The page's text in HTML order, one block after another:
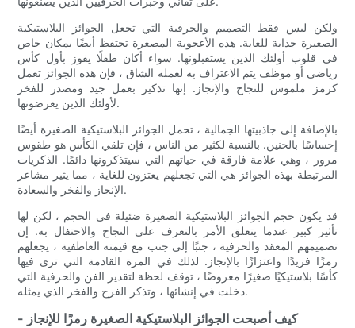
ولكن ليس فقط التصميم والحرفية التي تجعل الجوائز البلاستيكية
الصغيرة جذابة للغاية. هذه الأعجوبة المصغرة تحتفظ أيضًا بمكان خاص
في قلوب أولئك الذين يستقبلونها. سواء أكان طفلًا يفوز بأول كأس
رياضي أو موظف يتم الاعتراف به لعمله الشاق ، فإن هذه الجوائز تعمل
كرمز ملموس للنجاح والإنجاز. إنها تذكير بعمل جيد ومصدر للفخر
لأولئك الذين يعرضونها.
بالإضافة إلى جاذبيتها الجمالية ، تحمل الجوائز البلاستيكية الصغيرة أيضًا
إحساسًا بالحنين. بالنسبة لكثير من الناس ، فإن تلقي الكأس هو طقوس
مرور ، وهي علامة فارقة في حياتهم التي سيتذكرونها دائمًا. الذكريات
المرتبطة بهذه الجوائز هي التي تجعلهم يعتزون للغاية ، مما يثير مشاعر
الإنجاز والفخر والسعادة.
قد يكون حجم الجوائز البلاستيكية الصغيرة ضئيلة في الحجم ، لكن لها
تأثير كبير عندما يتعلق الأمر بالتعرف على النجاح والاحتفال به. إن
تصميمهم المعقد والحرفية ، جنبًا إلى جنب مع قيمته العاطفية ، يجعلهم
رمزًا فريدًا واعتزازًا بالإنجاز. لذلك في المرة القادمة التي ترى فيها
كأسًا بلاستيكيًا صغيرًا معروضًا ، توقف لحظة لتقدير الفن والحرفية التي
دخلت في إنشائها ، وتذكر الفرح والفخر الذي يمثله.
- كيف أصبحت الجوائز البلاستيكية الصغيرة رمزًا للإنجاز